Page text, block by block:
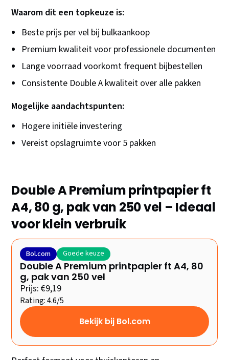
Waarom dit een topkeuze is:
Beste prijs per vel bij bulkaankoop
Premium kwaliteit voor professionele documenten
Lange voorraad voorkomt frequent bijbestellen
Consistente Double A kwaliteit over alle pakken
Mogelijke aandachtspunten:
Hogere initiële investering
Vereist opslagruimte voor 5 pakken
Double A Premium printpapier ft
A4, 80 g, pak van 250 vel – Ideaal
voor klein verbruik
Bol.com Goede keuze
Double A Premium printpapier ft A4, 80
g, pak van 250 vel
Prijs: €9,19
Rating: 4.6/5
Bekijk bij Bol.com